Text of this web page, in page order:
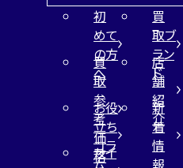
初
めて
の方
へ
買
取ブ
ラン
ド
買
取
参
考
価
格
店
舗
紹
介
お役
立ち
コラ
ム
新
着
情
報
サイ